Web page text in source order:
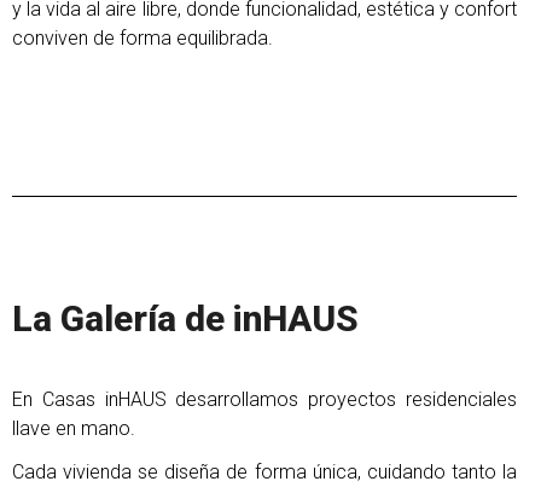
y la vida al aire libre, donde funcionalidad, estética y confort
conviven de forma equilibrada.
La Galería de inHAUS
En Casas inHAUS desarrollamos proyectos residenciales
llave en mano.
Cada vivienda se diseña de forma única, cuidando tanto la